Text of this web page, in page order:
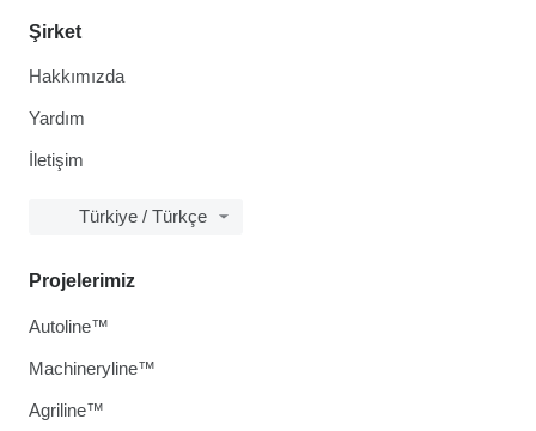
Şirket
Hakkımızda
Yardım
İletişim
Türkiye / Türkçe
Projelerimiz
Autoline™
Machineryline™
Agriline™